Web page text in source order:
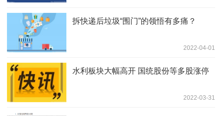
拆快递后垃圾“围门”的领悟有多痛？
2022-04-01
水利板块大幅高开 国统股份等多股涨停
2022-03-31